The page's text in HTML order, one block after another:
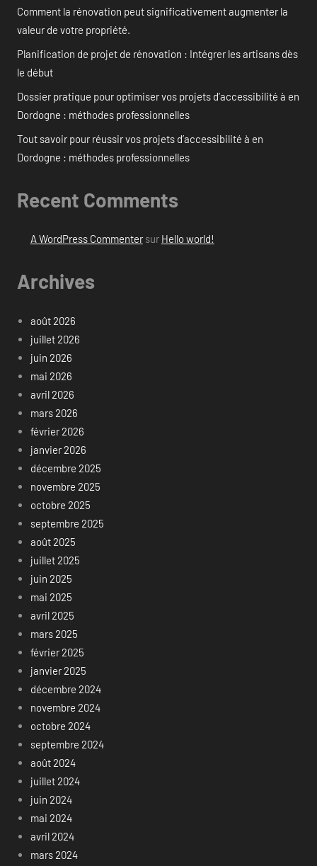
Comment la rénovation peut significativement augmenter la
valeur de votre propriété.
Planification de projet de rénovation : Intégrer les artisans dès
le début
Dossier pratique pour optimiser vos projets d’accessibilité à en
Dordogne : méthodes professionnelles
Tout savoir pour réussir vos projets d’accessibilité à en
Dordogne : méthodes professionnelles
Recent Comments
A WordPress Commentersur Hello world!
Archives
août 2026
juillet 2026
juin 2026
mai 2026
avril 2026
mars 2026
février 2026
janvier 2026
décembre 2025
novembre 2025
octobre 2025
septembre 2025
août 2025
juillet 2025
juin 2025
mai 2025
avril 2025
mars 2025
février 2025
janvier 2025
décembre 2024
novembre 2024
octobre 2024
septembre 2024
août 2024
juillet 2024
juin 2024
mai 2024
avril 2024
mars 2024